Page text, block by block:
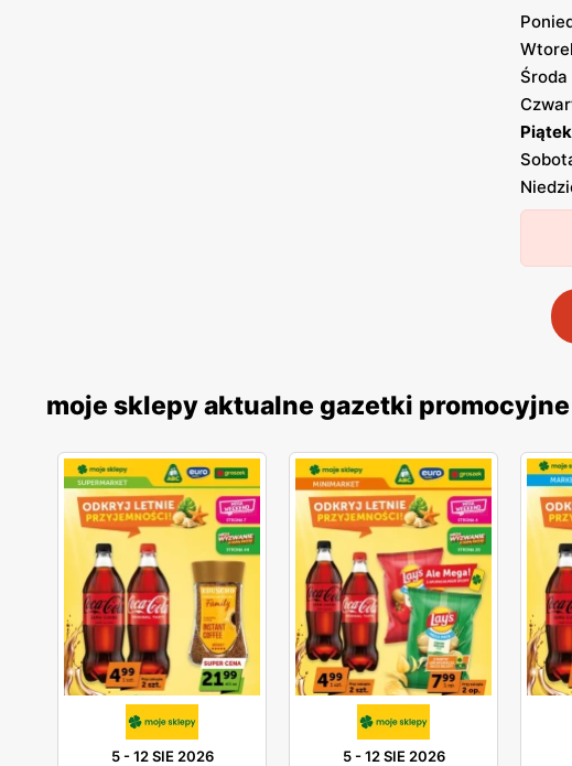
Środa
Piątek
moje sklepy aktualne gazetki promocyjne
5-12 SIE 2026 5-12 SIE 2026